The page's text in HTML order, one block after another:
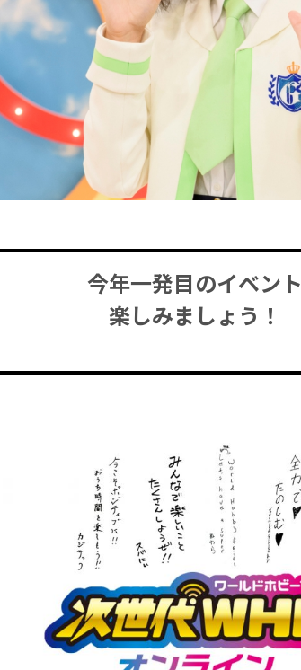
今年一発目のイベント
楽しみましょう！